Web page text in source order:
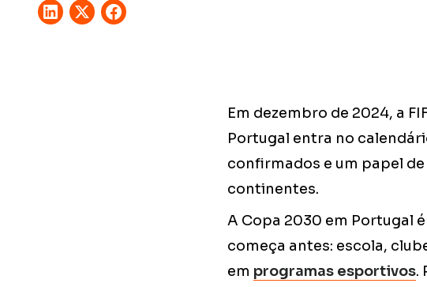
Em dezembro de 2024, a
Portugal entra no
confirmados e um papel
continentes.
A Copa 2030 em Portugal
começa antes: escola,
em programas esportivos.